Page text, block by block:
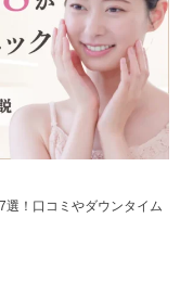
選！口コミやダウンタイム